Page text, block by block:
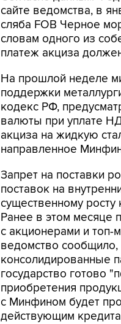
сайте ведомства, в
сляба FOB Черное
словам одного из
платеж акциза
На прошлой неделе
поддержки
кодекс РФ,
валюты при уплате
акциза на жидкую
направленное
Запрет на поставки
поставок на
существенному
Ранее в этом месяце
с акционерами и топ-
ведомство сообщило,
консолидированные
государство готово
приобретения
с Минфином будет
действующим